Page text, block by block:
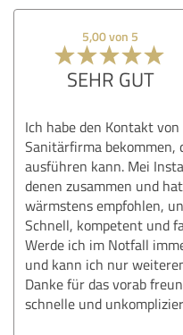
5,00 von 5
SEHR GUT
Ich habe den Kontakt
Sanitärfirma bekommen,
ausführen kann. Mei
denen zusammen und
wärmstens empfohlen,
Schnell, kompetent und
Werde ich im Notfall
und kann ich nur
Danke für das vorab
schnelle und